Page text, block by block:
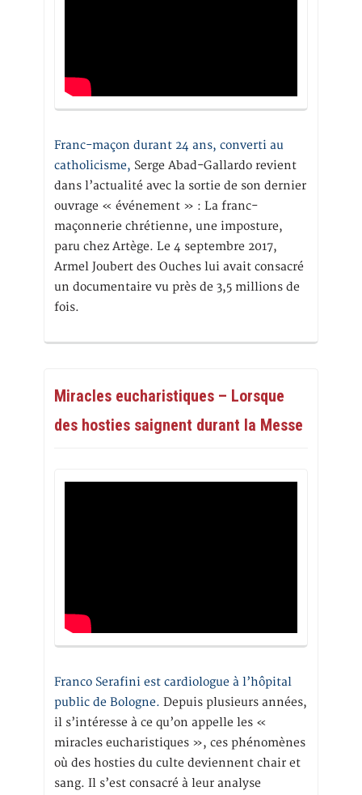
Franc-maçon durant 24 ans, converti au
catholicisme, Serge Abad-Gallardo revient
dans l’actualité avec la sortie de son dernier
ouvrage « événement » : La franc-
maçonnerie chrétienne, une imposture,
paru chez Artège. Le 4 septembre 2017,
Armel Joubert des Ouches lui avait consacré
un documentaire vu près de 3,5 millions de
fois.
Miracles eucharistiques – Lorsque
des hosties saignent durant la Messe
Franco Serafini est cardiologue à l’hôpital
public de Bologne. Depuis plusieurs années,
il s’intéresse à ce qu’on appelle les «
miracles eucharistiques », ces phénomènes
où des hosties du culte deviennent chair et
sang. Il s’est consacré à leur analyse